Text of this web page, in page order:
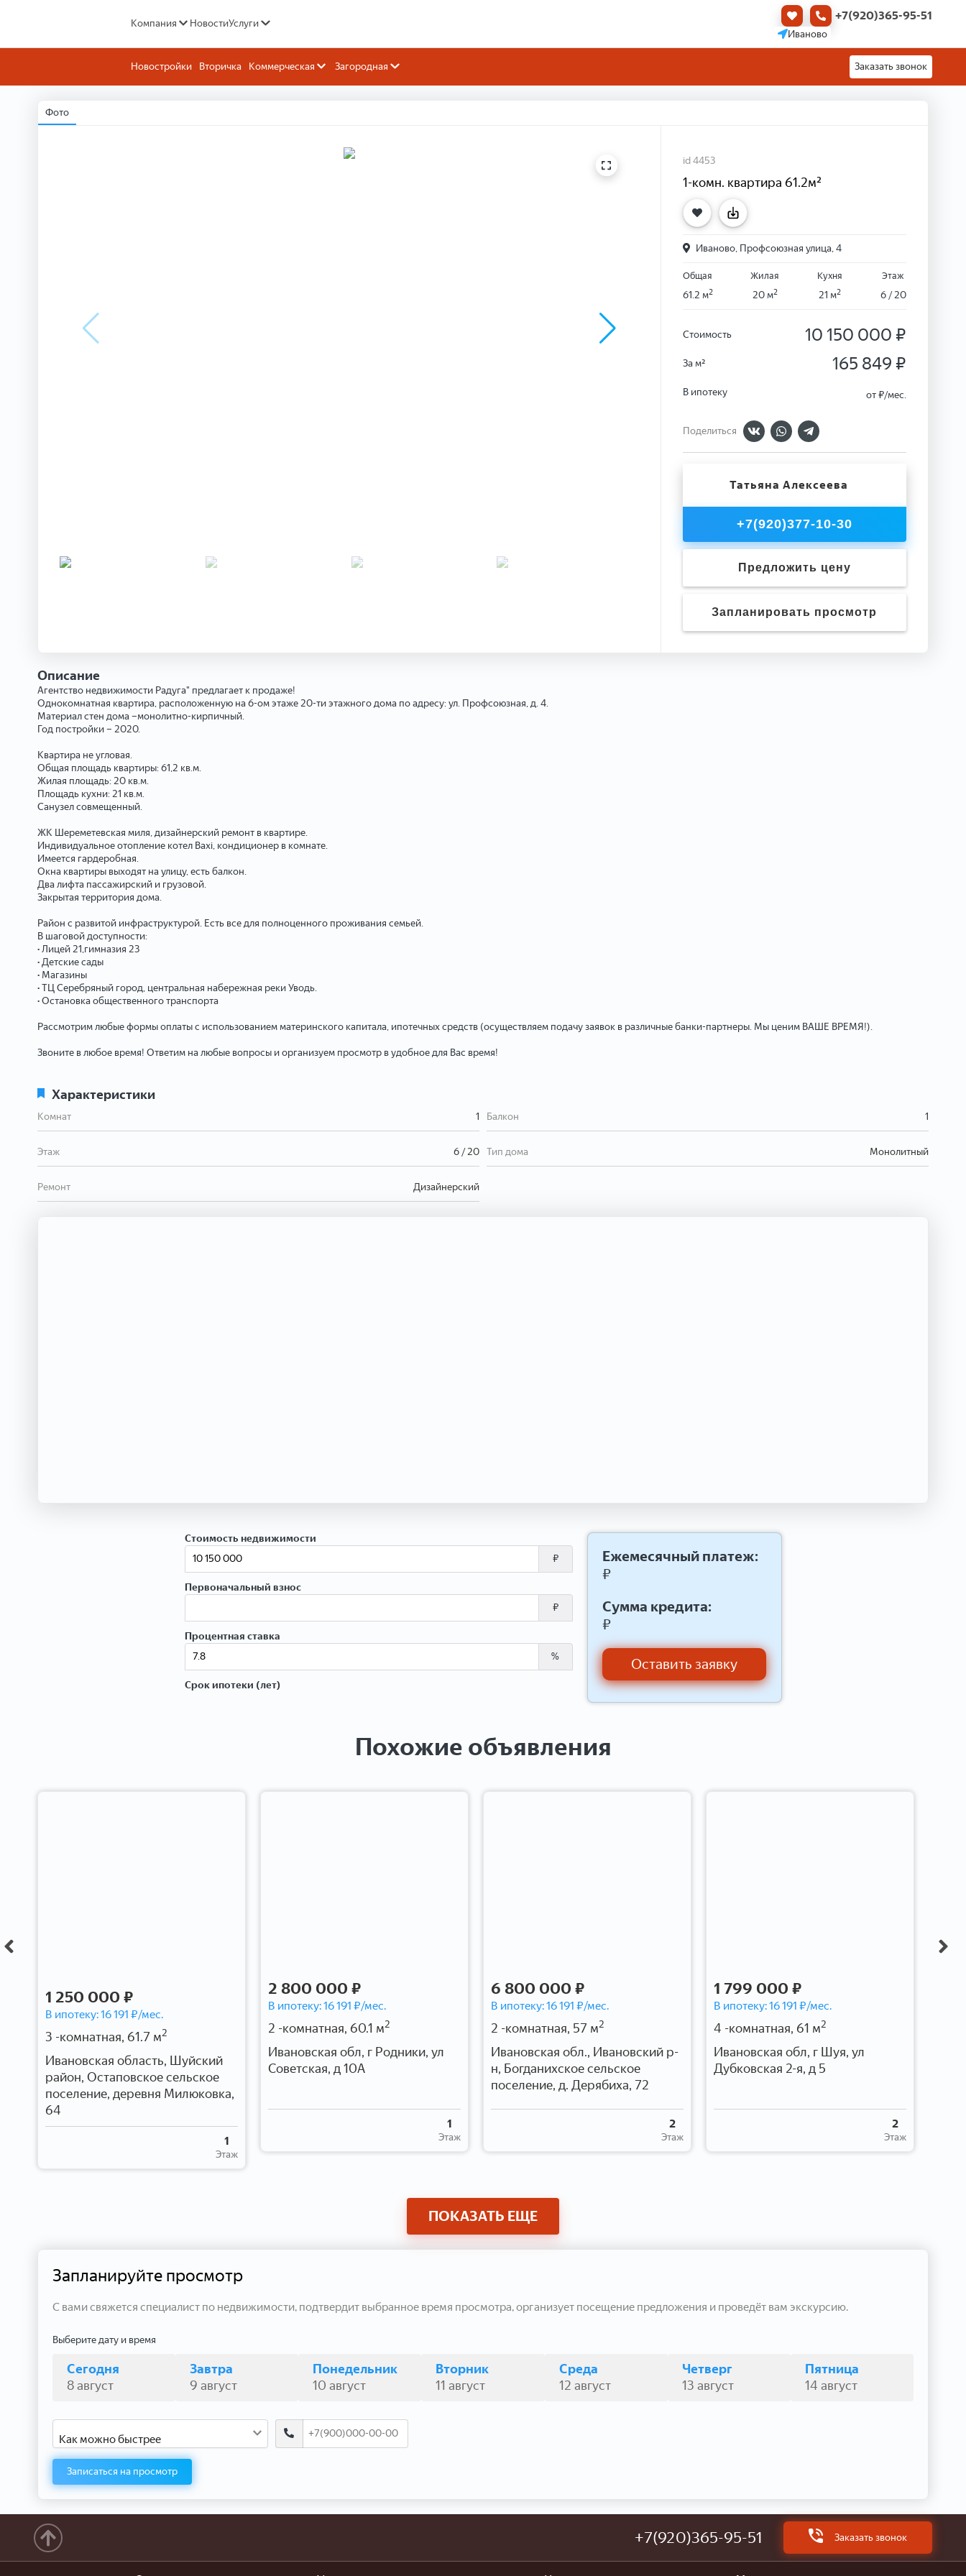
Компания НовостиУслуги
+7(920)365-95-51
Иваново
Новостройки Вторичка Коммерческая Загородная Заказать звонок
Фото
id 4453
1-комн. квартира 61.2м²
Иваново, Профсоюзная улица, 4
Общая
61.2 м2
Жилая
20 м2
Кухня
21 м2
Этаж
6 / 20
Стоимость 10 150 000 ₽
За м² 165 849 ₽
В ипотеку от₽/мес.
Поделиться
Татьяна Алексеева
+7(920)377-10-30
Предложить цену
Запланировать просмотр
Описание
Агентство недвижимости Радуга" предлагает к продаже!
Однокомнатная квартира, расположенную на 6-ом этаже 20-ти этажного дома по адресу: ул. Профсоюзная, д. 4.
Материал стен дома –монолитно-кирпичный.
Год постройки – 2020.
Квартира не угловая.
Общая площадь квартиры: 61,2 кв.м.
Жилая площадь: 20 кв.м.
Площадь кухни: 21 кв.м.
Санузел совмещенный.
ЖК Шереметевская миля, дизайнерский ремонт в квартире.
Индивидуальное отопление котел Baxi, кондиционер в комнате.
Имеется гардеробная.
Окна квартиры выходят на улицу, есть балкон.
Два лифта пассажирский и грузовой.
Закрытая территория дома.
Район с развитой инфраструктурой. Есть все для полноценного проживания семьей.
В шаговой доступности:
• Лицей 21,гимназия 23
• Детские сады
• Магазины
• ТЦ Серебряный город, центральная набережная реки Уводь.
• Остановка общественного транспорта
Рассмотрим любые формы оплаты с использованием материнского капитала, ипотечных средств (осуществляем подачу заявок в различные банки-партнеры. Мы ценим ВАШЕ ВРЕМЯ!).
Звоните в любое время! Ответим на любые вопросы и организуем просмотр в удобное для Вас время!
Характеристики
Комнат 1 Балкон 1
Этаж 6 / 20 Тип дома Монолитный
Ремонт Дизайнерский
Стоимость недвижимости
₽
Первоначальный взнос
₽
Процентная ставка
%
Срок ипотеки (лет)
Ежемесячный платеж:
₽
Сумма кредита:
₽
Оставить заявку
Похожие объявления
1 250 000 ₽
В ипотеку:16 191 ₽/мес.
3 -комнатная, 61.7 м2
Ивановская область, Шуйский
район, Остаповское сельское
поселение, деревня Милюковка,
64
Этаж
1
2 800 000 ₽
В ипотеку:16 191 ₽/мес.
2 -комнатная, 60.1 м2
Ивановская обл, г Родники, ул
Советская, д 10А
Этаж
1
6 800 000 ₽
В ипотеку:16 191 ₽/мес.
2 -комнатная, 57 м2
Ивановская обл., Ивановский р-
н, Богданихское сельское
поселение, д. Дерябиха, 72
Этаж
2
1 799 000 ₽
В ипотеку:16 191 ₽/мес.
4 -комнатная, 61 м2
Ивановская обл, г Шуя, ул
Дубковская 2-я, д 5
Этаж
2
ПОКАЗАТЬ ЕЩЕ
Запланируйте просмотр
С вами свяжется специалист по недвижимости, подтвердит выбранное время просмотра, организует посещение предложения и проведёт вам экскурсию.
Выберите дату и время
Сегодня
8 август
Завтра
9 август
Понедельник
10 август
Вторник
11 август
Среда
12 август
Четверг
13 август
Пятница
14 август
Как можно быстрее
Записаться на просмотр
+7(920)365-95-51 Заказать звонок